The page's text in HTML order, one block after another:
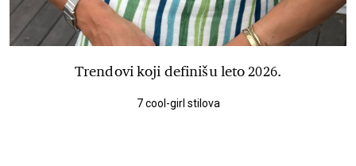
Trendovi koji definišu leto 2026.
7 cool-girl stilova